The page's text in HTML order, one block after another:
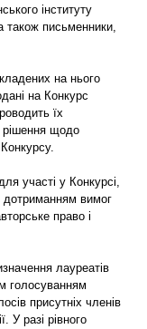
інституту
також письменники,
на нього
на Конкурс
їх
рішення щодо
участі у Конкурсі,
дотриманням вимог
право і
лауреатів
голосуванням
присутніх членів
У разі рівного